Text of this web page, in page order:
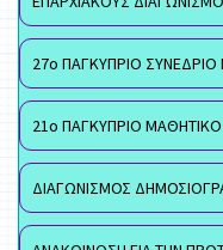
27ο ΠΑΓΚΥΠΡΙΟ ΣΥΝΕΔΡΙΟ
21ο ΠΑΓΚΥΠΡΙΟ
ΔΙΑΓΩΝΙΣΜΟΣ